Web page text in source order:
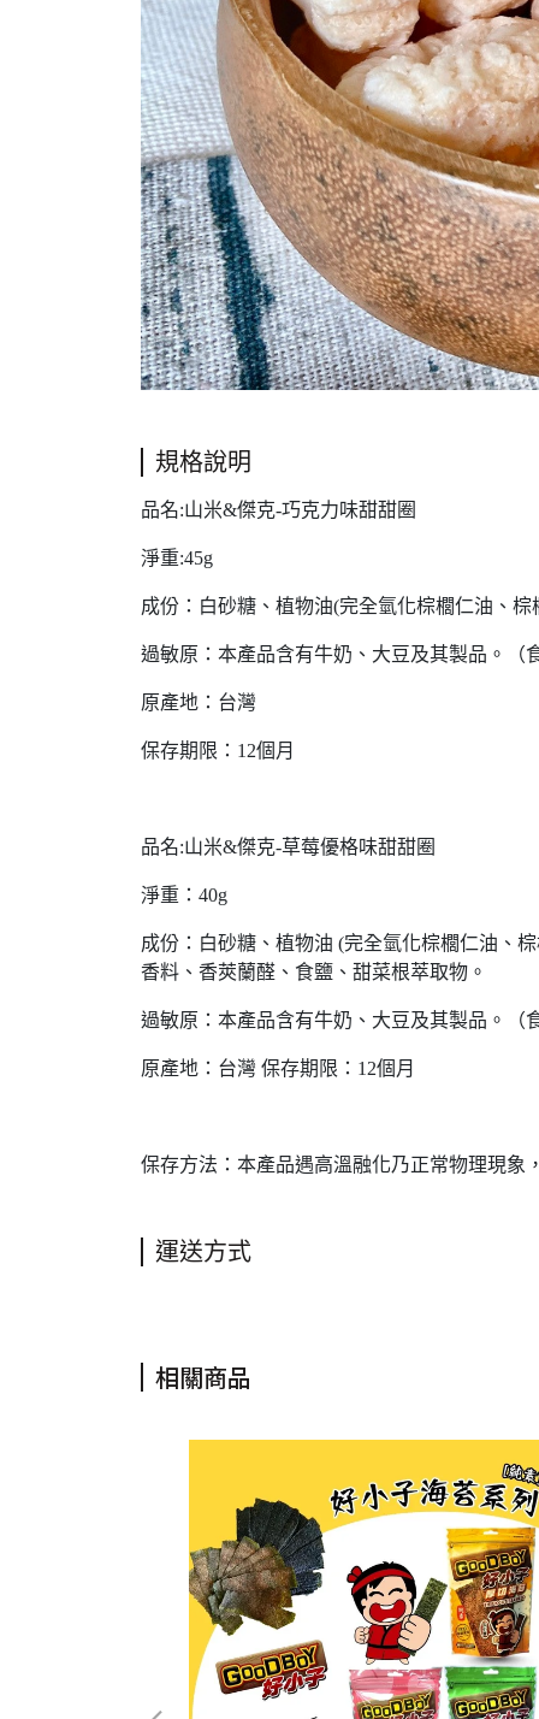
規格說明
品名:山米&傑克-巧克力味甜甜圈
淨重:45g
成份：白砂糖、植物油(完全氫化棕櫚仁油、
過敏原：本產品含有牛奶、大豆及其製品。（
原產地：台灣
保存期限：12個月
品名:山米&傑克-草莓優格味甜甜圈
淨重：40g
成份：白砂糖、植物油 (完全氫化棕櫚仁油、
香料、香莢蘭醛、食鹽、甜菜根萃取物。
過敏原：本產品含有牛奶、大豆及其製品。（
原產地：台灣 保存期限：12個月
保存方法：本產品遇高溫融化乃正常物理現象
運送方式
相關商品